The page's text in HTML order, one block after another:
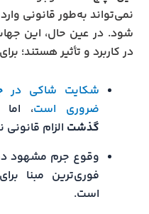
نمی‌تواند به‌طور قانونی
شود. در عین حال، این
در کاربرد و تأثیر هستند؛
شکایت شاکی در
ضروری است، اما
گذشت الزام قانونی
وقوع جرم مشهود در
فوری‌ترین مبنا
است.